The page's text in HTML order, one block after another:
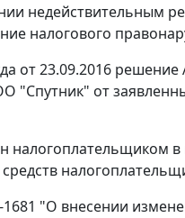
недействительным
налогового
от 23.09.2016
"Спутник" от
в
"О внесении